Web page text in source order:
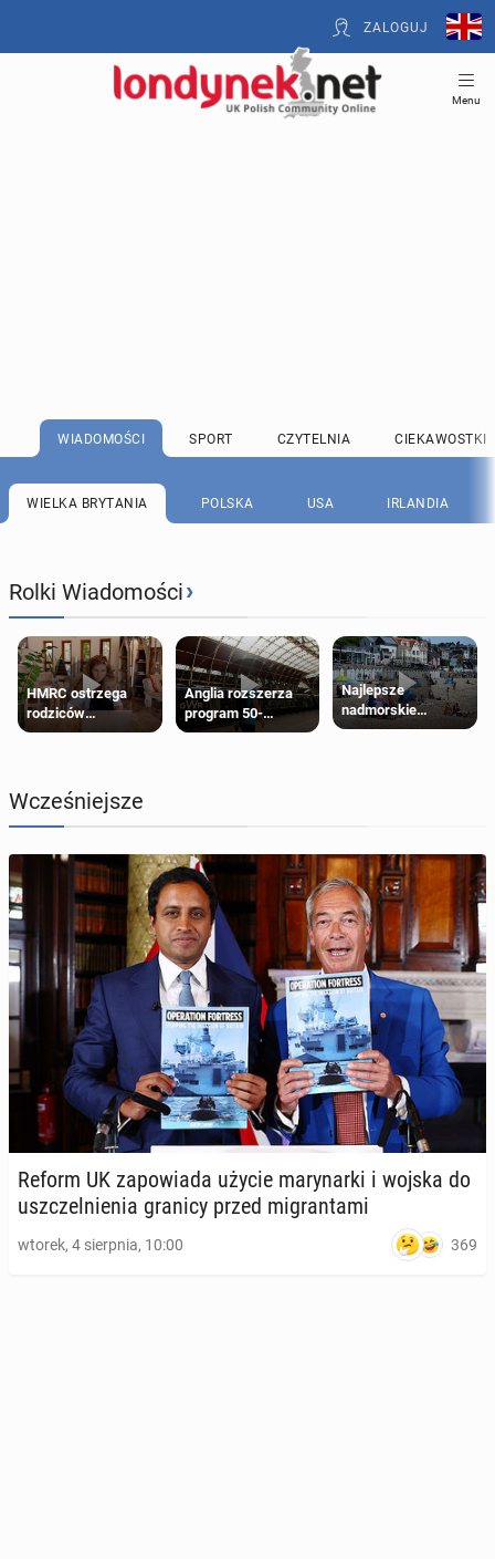
ZALOGUJ
Menu
WIADOMOŚCI SPORT CZYTELNIA CIEKAWOSTKI
WIELKA BRYTANIA POLSKA USA IRLANDIA
Rolki Wiadomości›
HMRC ostrzega
rodziców
pobierających Child
zwrotu zasiłku
Anglia rozszerza
program 50-
procentowych
Najlepsze
nadmorskie
miasteczko blisko
Wcześniejsze
Reform UK za­po­wia­da użycie ma­ry­nar­ki i wojska do
uszczel­nie­nia granicy przed mi­gran­ta­mi
wtorek, 4 sierpnia, 10:00 369